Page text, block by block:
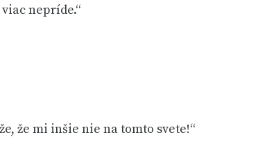
nepríde.“
že mi inšie nie na tomto svete!“